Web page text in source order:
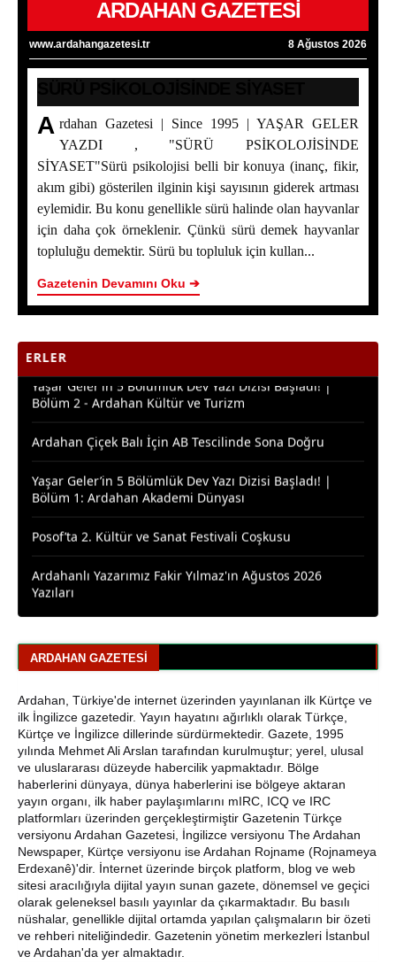
ARDAHAN GAZETESİ
www.ardahangazetesi.tr 8 Ağustos 2026
A rdahan Gazetesi | Since 1995 | YAŞAR GELER
YAZDI , "SÜRÜ PSİKOLOJİSİNDE
SİYASET"Sürü psikolojisi belli bir konuya (inanç, fikir,
akım gibi) gösterilen ilginin kişi sayısının giderek artması
eylemidir. Bu konu genellikle sürü halinde olan hayvanlar
için daha çok örneklenir. Çünkü sürü demek hayvanlar
topluluğu demektir. Sürü bu topluluk için kullan...
Gazetenin Devamını Oku ➔
SÜRÜ PSİKOLOJİSİNDE SİYASET
Bakan Yumaklı Kars’ta Temaslarda Bulundu: Ardahan
Program Dışında Kaldı
ERZİNCAN İL ÖZEL İDARESİ SPOR KULÜBÜ AIR
BADMINTON’DA TÜRKİYE ŞAMPİYONU OLDU
Ardahan Çiçek Balında 2026 Sezonunun İlk Hasadı
Başladı
Yaşar Geler’in 5 Bölümlük Dev Yazı Dizisi Başladı! |
Ardahan Çiçek Balı İçin AB Tescilinde Sona Doğru
Yaşar Geler’in 5 Bölümlük Dev Yazı Dizisi Başladı! |
Posof’ta 2. Kültür ve Sanat Festivali Coşkusu
Ardahanlı Yazarımız Fakir Yılmaz'ın Ağustos 2026
Araştırmacı Yazar, Bora İzkübarlas İnsana dair Yazısı
Rüzgârı Esiyor
Ardahan Emniyet Müdürlüğü’nden Yeni Harf Grubu
Plaka Duyurusu
Ardahan Belediye Başkanı Faruk Demir ve Meclis
Üyeleri CHP’den İstifa Etti
Yaşar Geler'den Bölge Analizi: Ardahan ve Kars'ta Son
Durum
Bir Parti İşte Böyle Bitirilir
ARDAHAN GAZETESI
Ardahan, Türkiye'de internet üzerinden yayınlanan ilk Kürtçe ve
ilk İngilizce gazetedir. Yayın hayatını ağırlıklı olarak Türkçe,
Kürtçe ve İngilizce dillerinde sürdürmektedir. Gazete, 1995
yılında Mehmet Ali Arslan tarafından kurulmuştur; yerel, ulusal
ve uluslararası düzeyde habercilik yapmaktadır. Bölge
haberlerini dünyaya, dünya haberlerini ise bölgeye aktaran
yayın organı, ilk haber paylaşımlarını mIRC, ICQ ve IRC
platformları üzerinden gerçekleştirmiştir Gazetenin Türkçe
versiyonu Ardahan Gazetesi, İngilizce versiyonu The Ardahan
Newspaper, Kürtçe versiyonu ise Ardahan Rojname (Rojnameya
Erdexanê)'dir. İnternet üzerinde birçok platform, blog ve web
sitesi aracılığıyla dijital yayın sunan gazete, dönemsel ve geçici
olarak geleneksel basılı yayınlar da çıkarmaktadır. Bu basılı
nüshalar, genellikle dijital ortamda yapılan çalışmaların bir özeti
ve rehberi niteliğindedir. Gazetenin yönetim merkezleri İstanbul
ve Ardahan'da yer almaktadır.